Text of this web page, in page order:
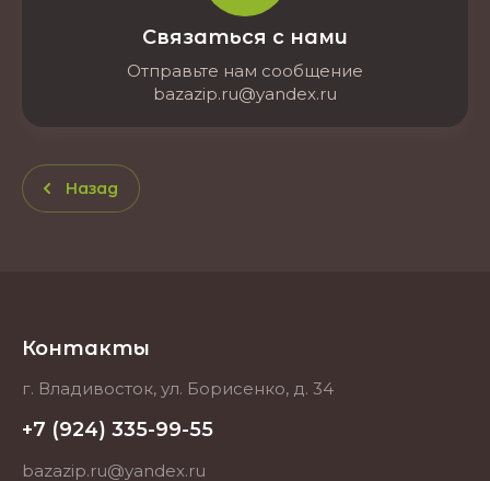
Связаться с нами
Отправьте нам сообщение
bazazip.ru@yandex.ru
Назад
Контакты
г. Владивосток, ул. Борисенко, д. 34
+7 (924) 335-99-55
bazazip.ru@yandex.ru